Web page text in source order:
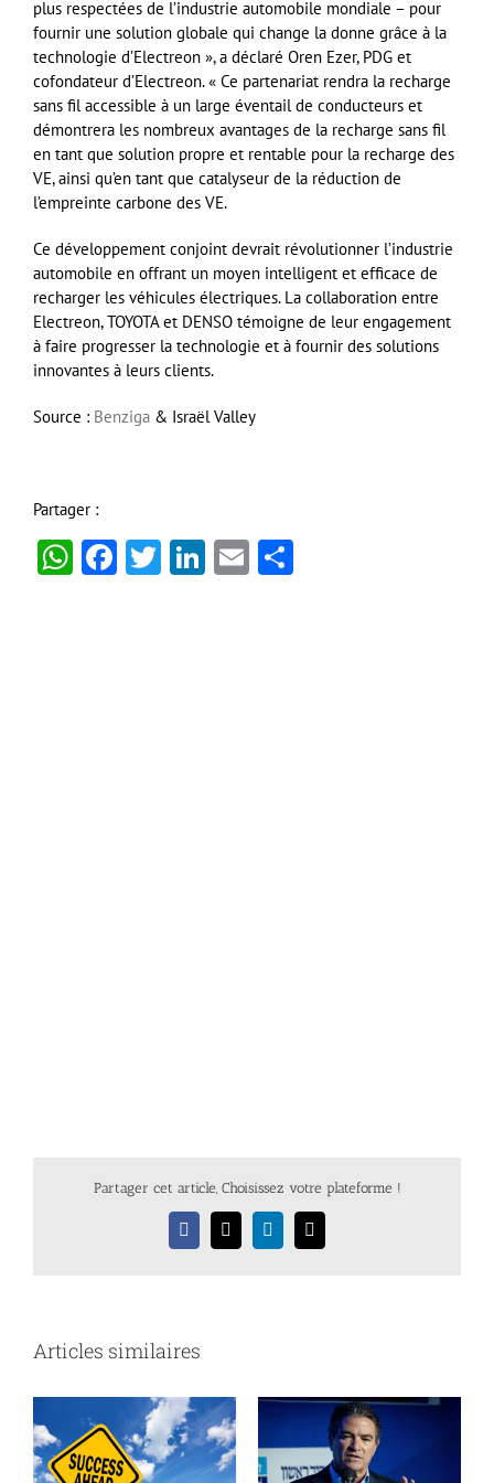
plus respectées de l’industrie automobile mondiale – pour
fournir une solution globale qui change la donne grâce à la
technologie d’Electreon », a déclaré Oren Ezer, PDG et
cofondateur d’Electreon. « Ce partenariat rendra la recharge
sans fil accessible à un large éventail de conducteurs et
démontrera les nombreux avantages de la recharge sans fil
en tant que solution propre et rentable pour la recharge des
VE, ainsi qu’en tant que catalyseur de la réduction de
l’empreinte carbone des VE.
Ce développement conjoint devrait révolutionner l’industrie
automobile en offrant un moyen intelligent et efficace de
recharger les véhicules électriques. La collaboration entre
Electreon, TOYOTA et DENSO témoigne de leur engagement
à faire progresser la technologie et à fournir des solutions
innovantes à leurs clients.
Source : Benziga & Israël Valley
Partager :
WhatsApp
Facebook
Twitter
LinkedIn
Email
Partager cet article, Choisissez votre plateforme !
Facebook
X LinkedInEmail
Articles similaires